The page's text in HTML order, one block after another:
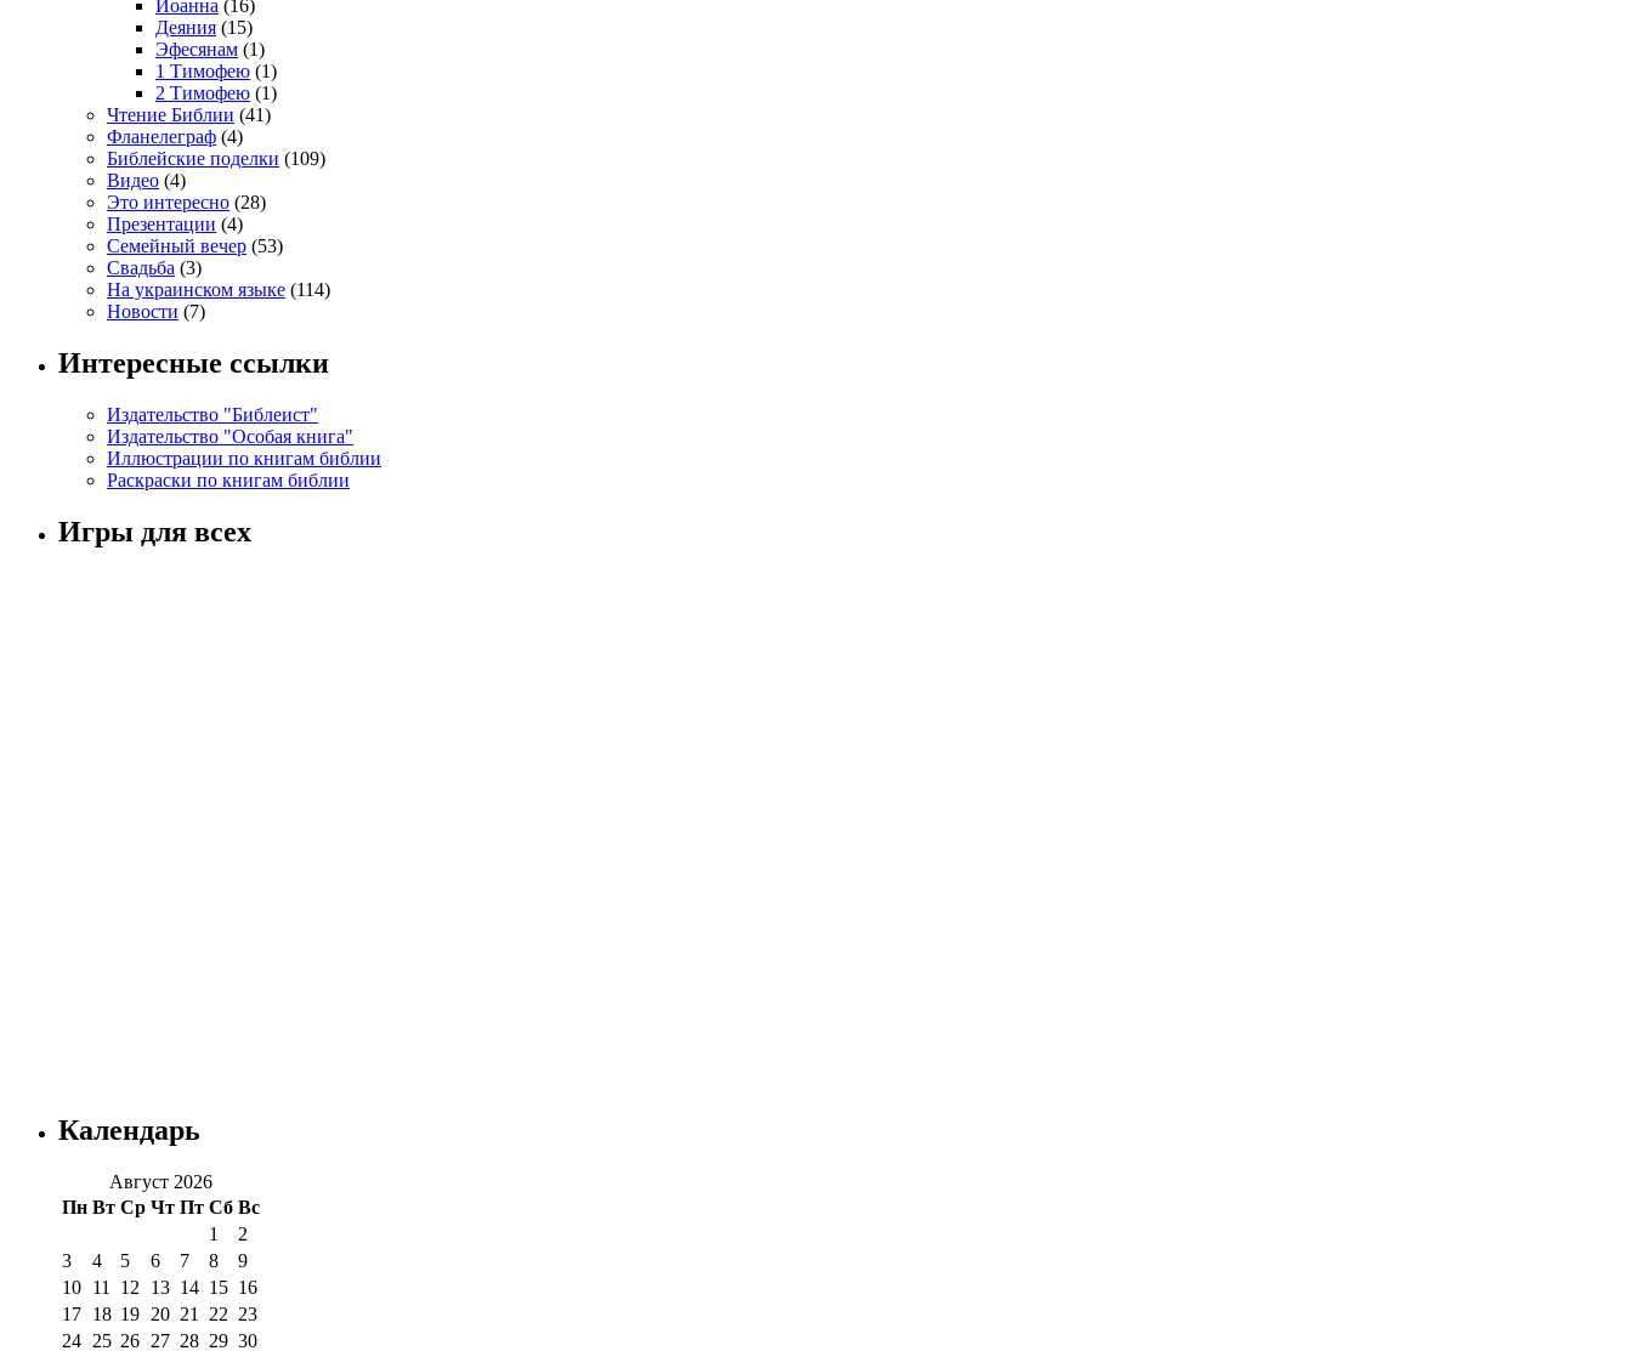
Иоанна (16)
Деяния (15)
Эфесянам (1)
1 Тимофею (1)
2 Тимофею (1)
Чтение Библии (41)
Фланелеграф (4)
Библейские поделки (109)
Видео (4)
Это интересно (28)
Презентации (4)
Семейный вечер (53)
Свадьба (3)
На украинском языке (114)
Новости (7)
Интересные ссылки
Издательство "Библеист"
Издательство "Особая книга"
Иллюстрации по книгам библии
Раскраски по книгам библии
Игры для всех
Календарь
Август 2026
Пн Вт Ср Чт Пт Сб Вс
1
2
3
4 5 6 7 8
9
10 11 12 13 14 15 16
17 18 19 20 21 22 23
24 25 26 27 28 29 30